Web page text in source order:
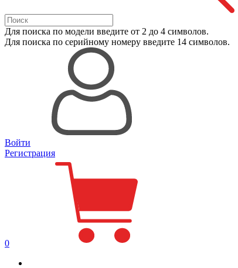
Для поиска по модели введите от 2 до 4 символов.
Для поиска по серийному номеру введите 14 символов.
Войти
Регистрация
0